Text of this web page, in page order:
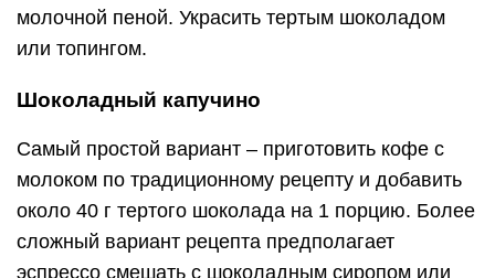
молочной пеной. Украсить тертым шоколадом
или топингом.
Шоколадный капучино
Самый простой вариант – приготовить кофе с
молоком по традиционному рецепту и добавить
около 40 г тертого шоколада на 1 порцию. Более
сложный вариант рецепта предполагает
эспрессо смешать с шоколадным сиропом или